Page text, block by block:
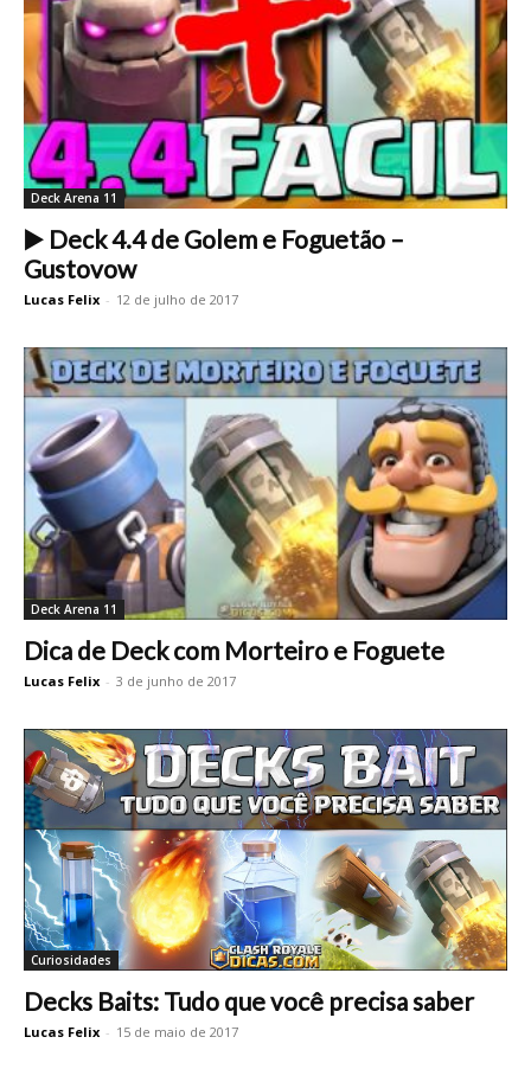
Deck Arena 11
▶️ Deck 4.4 de Golem e Foguetão –
Gustovow
Lucas Felix - 12 de julho de 2017
Deck Arena 11
Dica de Deck com Morteiro e Foguete
Lucas Felix - 3 de junho de 2017
Curiosidades
Decks Baits: Tudo que você precisa saber
Lucas Felix - 15 de maio de 2017